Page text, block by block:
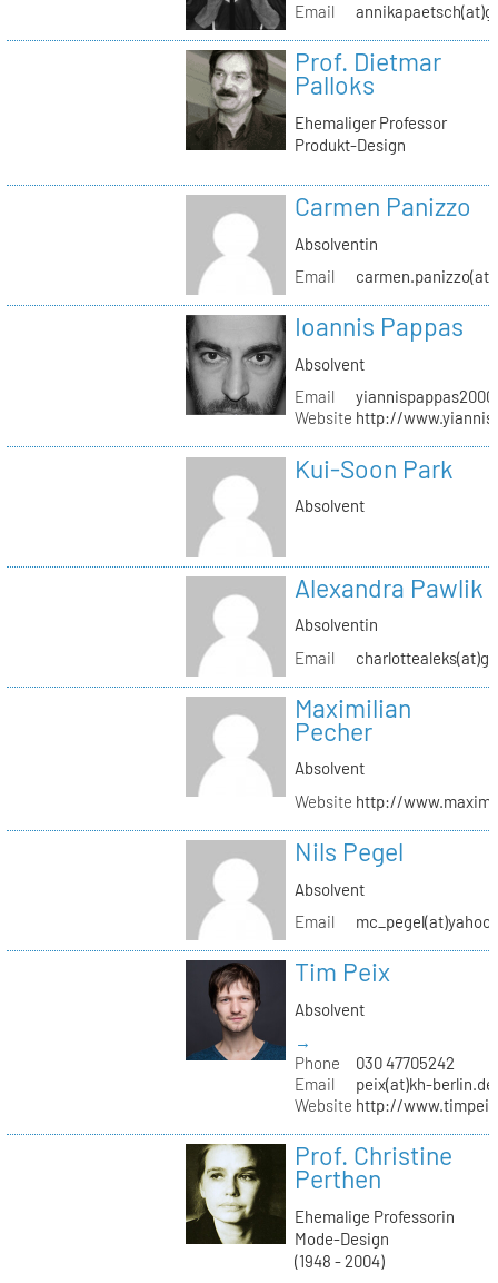
Email
Prof. Dietmar
Palloks
Ehemaliger Professor
Produkt-Design
Carmen Panizzo
Absolventin
Email
Ioannis Pappas
Absolvent
Email
Website http://
Kui-Soon Park
Absolvent
Alexandra Pawlik
Absolventin
Email
Maximilian
Pecher
Absolvent
Website http://
Nils Pegel
Absolvent
Email
Tim Peix
Absolvent
→
Phone
030 47705242
Email
peix(at)kh-berlin.de
Website http://
Prof. Christine
Perthen
Ehemalige Professorin
Mode-Design
(1948 - 2004)